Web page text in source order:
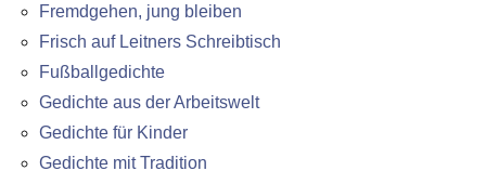
Fremdgehen, jung bleiben
Frisch auf Leitners Schreibtisch
Fußballgedichte
Gedichte aus der Arbeitswelt
Gedichte für Kinder
Gedichte mit Tradition